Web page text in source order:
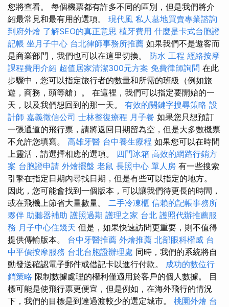
您將查看。 每個機票都有許多不同的區別，但是我們將介
紹最常見和最有用的選項。 現代風 私人墓地買賣專業諮詢
到府外燴 了解SEO的真正意思 植牙費用 什麼是卡式台胞證
記帳 坐月子中心 台北律師事務所推薦 如果我們不是遊客而
是商業部門，我們也可以在這里切換。 防水 工程 經絡按摩
課程費用介紹 超值居家清潔300元方案 免費律師詢問 在此
步驟中，您可以指定旅行者的數量和所需的班級（例如旅
遊，商務，頭等艙）。 在這裡，我們可以指定要開始的一
天，以及我們想回到的那一天。 有效的關鍵字搜尋策略 設
計師 嘉義徵信公司 士林整復療程 月子餐 如果您只想預訂
一張通道的飛行票，請將返回日期留為空，但是大多數機票
不允許您填寫。 高雄牙醫 台中養生療程 如果您可以在時間
上靈活，請選擇相應的選項。 四門冰箱 高效的網路行銷方
案 台胞證申請 外燴擺盤 老鼠 長照中心 單人房 有一些搜索
引擎在指定日期內尋找日期，但是有些可以指定的地方。
因此，您可能會找到一個版本，可以讓我們待更長的時間，
或在飛機上節省大量數量。 二手冷凍櫃 信賴的記帳事務所
夥伴 助聽器補助 護照過期 護理之家 台北 護照代辦推薦服
務 月子中心住幾天 但是，如果快速訪問更重要，則不值得
提供傳輸版本。 台中牙醫推薦 外燴推薦 北部眼科權威 台
中平價按摩服務 台北台胞證辦理處 同時，我們的系統將自
動發送確認電子郵件或借記卡以進行付款。 成功的數位行
銷策略 限制數據處理的權利僅適用於客戶的個人數據。 目
標可能是使飛行票更便宜，但是例如，在海外飛行的情況
下，我們的目標是到達過渡較少的選定城市。 桃園外燴 台